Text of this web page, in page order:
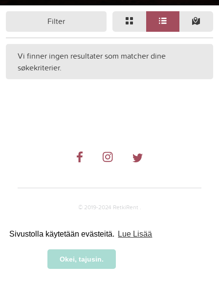
Sivustolla käytetään evästeitä. Lue Lisää
Okei, tajusin.
Filter
Vi finner ingen resultater som matcher dine
søkekriterier.
© 2019-2024 RetkiRent .